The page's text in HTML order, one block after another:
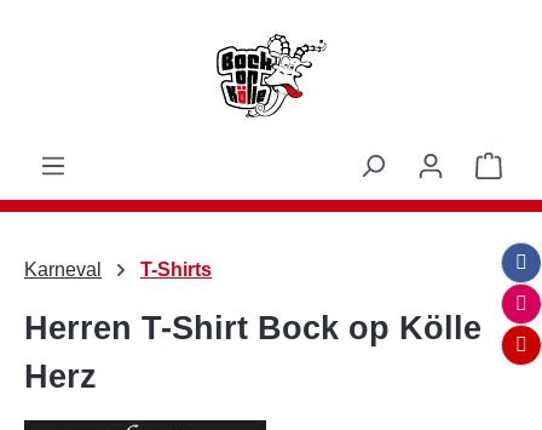
Karneval T-Shirts
Herren T-Shirt Bock op Kölle
Herz